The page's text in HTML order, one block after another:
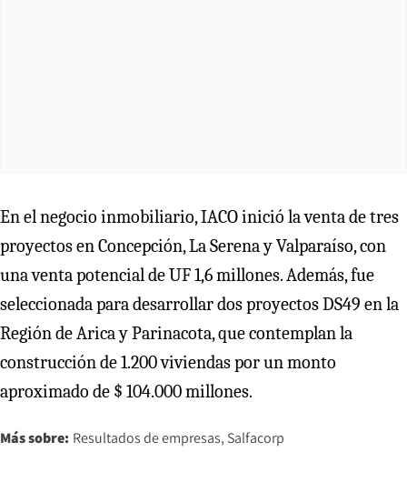
En el negocio inmobiliario, IACO inició la venta de tres
proyectos en Concepción, La Serena y Valparaíso, con
una venta potencial de UF 1,6 millones. Además, fue
seleccionada para desarrollar dos proyectos DS49 en la
Región de Arica y Parinacota, que contemplan la
construcción de 1.200 viviendas por un monto
aproximado de $ 104.000 millones.
Más sobre: Resultados de empresas Salfacorp